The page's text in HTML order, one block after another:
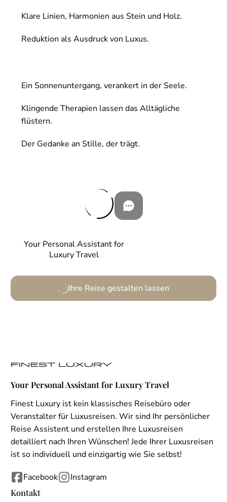
Your Personal Assistant for
Luxury Travel
Ihre Reise gestalten lassen
Klare Linien, Harmonien aus Stein und Holz.
Reduktion als Ausdruck von Luxus.
Ein Sonnenuntergang, verankert in der Seele.
Klingende Therapien lassen das Alltägliche
flüstern.
Der Gedanke an Stille, der trägt.
Your Personal Assistant for Luxury Travel
Finest Luxury ist kein klassisches Reisebüro oder
Veranstalter für Luxusreisen. Wir sind Ihr persönlicher
Reise Assistent und erstellen Ihre Luxusreisen
detailliert nach Ihren Wünschen! Jede Ihrer Luxusreisen
ist so individuell und einzigartig wie Sie selbst!
Facebook
Instagram
Kontakt